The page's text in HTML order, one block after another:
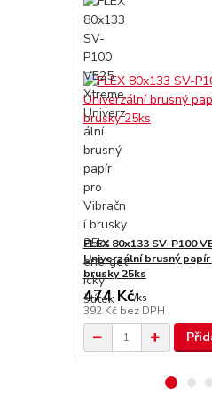
FLEX 80x133 SV-P100
Univerzální brusný
brusky 25ks
474 Kč/ks
392 Kč bez DPH